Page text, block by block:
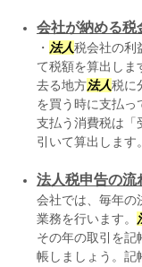
会社が納める税
・ 法人税会社の利
て税額を算出しま
去る地方法人税に
を買う時に支払っ
支払う消費税は「
引いて算出します
法人税申告の流
会社では、毎年の
業務を行います。
その年の取引を記
帳しましょう。記